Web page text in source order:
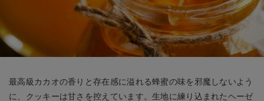
最高級カカオの香りと存在感に溢れる蜂蜜の味を邪魔しないよう
に、クッキーは甘さを控えています。生地に練り込まれたヘーゼ